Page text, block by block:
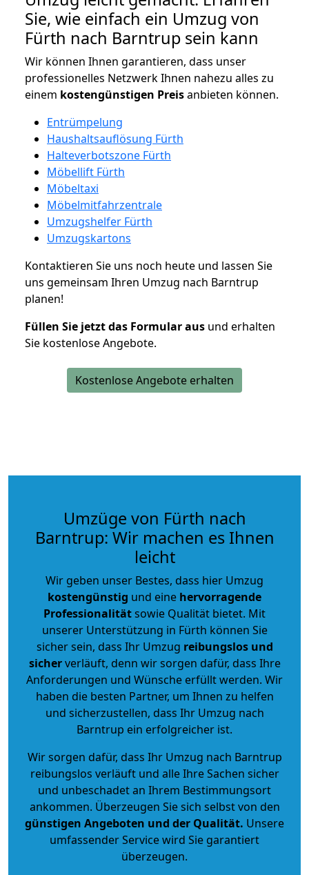
Sie, wie einfach ein Umzug von
Fürth nach Barntrup sein kann
Wir können Ihnen garantieren, dass unser
professionelles Netzwerk Ihnen nahezu alles zu
einem kostengünstigen Preisanbieten können.
Entrümpelung
Haushaltsauflösung Fürth
Halteverbotszone Fürth
Möbellift Fürth
Möbeltaxi
Möbelmitfahrzentrale
Umzugshelfer Fürth
Umzugskartons
Kontaktieren Sie uns noch heute und lassen Sie
uns gemeinsam Ihren Umzug nach Barntrup
planen!
Füllen Sie jetzt das Formular aus und erhalten
Sie kostenlose Angebote.
Kostenlose Angebote erhalten
Umzüge von Fürth nach
Barntrup: Wir machen es Ihnen
leicht
Wir geben unser Bestes, dass hier Umzug
kostengünstig und eine hervorragende
Professionalitätsowie Qualität bietet. Mit
unserer Unterstützung in Fürth können Sie
sicher sein, dass Ihr Umzug reibungslos und
sicherverläuft, denn wir sorgen dafür, dass Ihre
Anforderungen und Wünsche erfüllt werden. Wir
haben die besten Partner, um Ihnen zu helfen
und sicherzustellen, dass Ihr Umzug nach
Barntrup ein erfolgreicher ist.
Wir sorgen dafür, dass Ihr Umzug nach Barntrup
reibungslos verläuft und alle Ihre Sachen sicher
und unbeschadet an Ihrem Bestimmungsort
ankommen. Überzeugen Sie sich selbst von den
günstigen Angeboten und der Qualität. Unsere
umfassender Service wird Sie garantiert
überzeugen.